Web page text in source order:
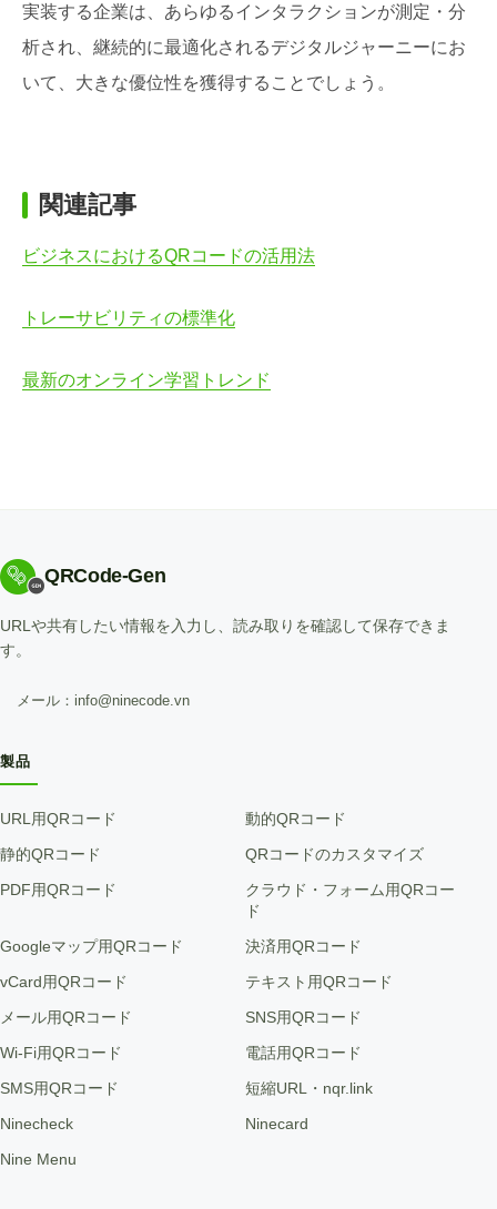
実装する企業は、あらゆるインタラクションが測定・分
析され、継続的に最適化されるデジタルジャーニーにお
いて、大きな優位性を獲得することでしょう。
関連記事
ビジネスにおけるQRコードの活用法
トレーサビリティの標準化
最新のオンライン学習トレンド
QRCode-Gen
URLや共有したい情報を入力し、読み取りを確認して保存できま
す。
メール：info@ninecode.vn
製品
URL用QRコード 動的QRコード
静的QRコード QRコードのカスタマイズ
PDF用QRコード
クラウド・フォーム用QRコー
ド
Googleマップ用QRコード 決済用QRコード
vCard用QRコード テキスト用QRコード
メール用QRコード SNS用QRコード
Wi-Fi用QRコード 電話用QRコード
SMS用QRコード 短縮URL・nqr.link
Ninecheck Ninecard
Nine Menu